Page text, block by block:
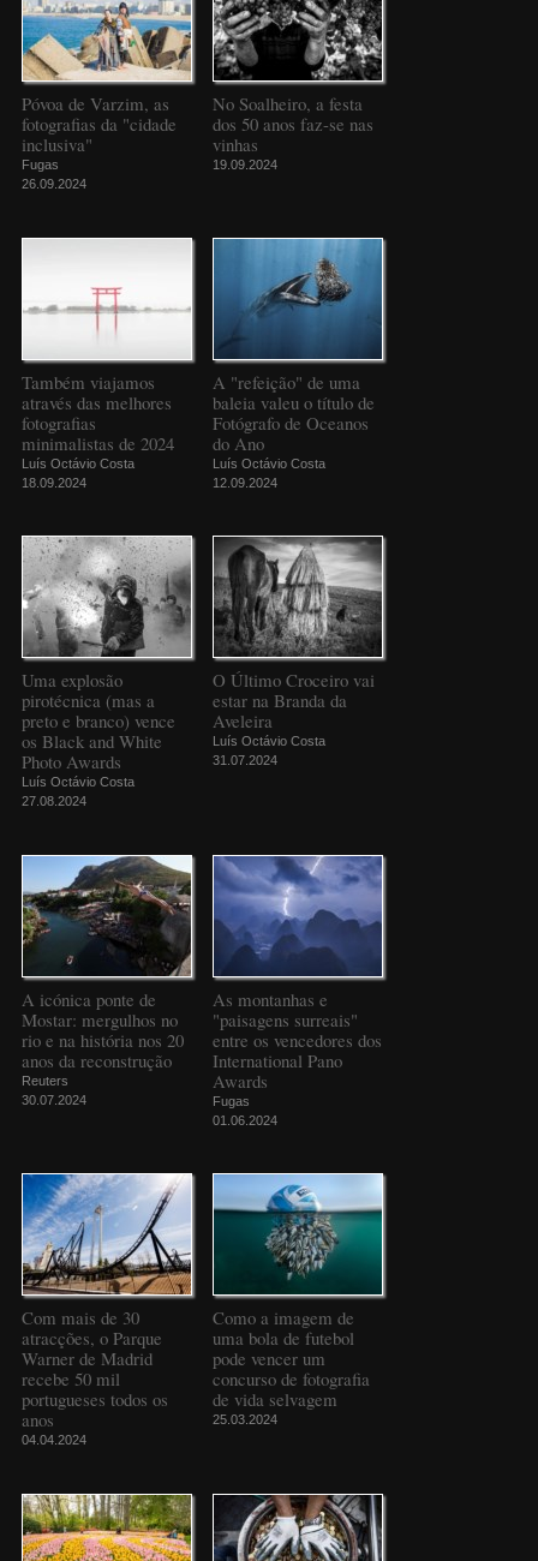
Póvoa de Varzim, as
fotografias da "cidade
inclusiva"
Fugas
26.09.2024
No Soalheiro, a festa
dos 50 anos faz-se nas
vinhas
19.09.2024
Também viajamos
através das melhores
fotografias
minimalistas de 2024
Luís Octávio Costa
18.09.2024
A "refeição" de uma
baleia valeu o título de
Fotógrafo de Oceanos
do Ano
Luís Octávio Costa
12.09.2024
Uma explosão
pirotécnica (mas a
preto e branco) vence
os Black and White
Photo Awards
Luís Octávio Costa
27.08.2024
O Último Croceiro vai
estar na Branda da
Aveleira
Luís Octávio Costa
31.07.2024
A icónica ponte de
Mostar: mergulhos no
rio e na história nos 20
anos da reconstrução
Reuters
30.07.2024
As montanhas e
"paisagens surreais"
entre os vencedores dos
International Pano
Awards
Fugas
01.06.2024
Com mais de 30
atracções, o Parque
Warner de Madrid
recebe 50 mil
portugueses todos os
anos
04.04.2024
Como a imagem de
uma bola de futebol
pode vencer um
concurso de fotografia
de vida selvagem
25.03.2024